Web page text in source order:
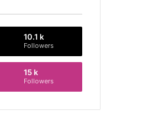
10.1 k
Followers
15 k
Followers